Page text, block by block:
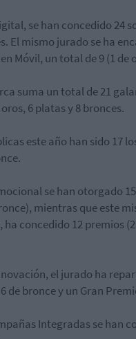
, se han concedido 24
El mismo jurado se ha
Móvil, un total de9(1 de
suma un total de21
6 platas y 8 bronces.
esteaño han sido 17
se han otorgado
mientras que este
, ha concedido 12 premios
el jurado ha
de bronce y un Gran
Integradasse han